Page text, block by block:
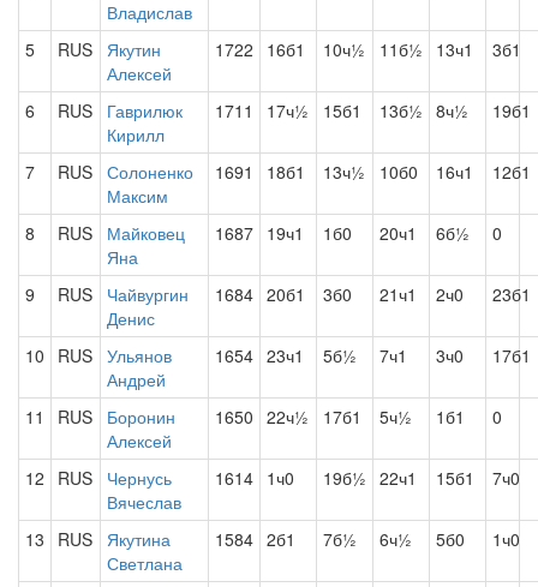
Владислав
5 RUS
Якутин
Алексей
1722 16б1 10ч½ 11б½ 13ч1 3б1
6 RUS
Гаврилюк
Кирилл
1711 17ч½ 15б1 13б½ 8ч½ 19б1
7 RUS Солоненко
Максим
1691 18б1 13ч½ 10б0 16ч1 12б1
8 RUS
Майковец
Яна
1687 19ч1 1б0 20ч1 6б½ 0
9 RUS
Чайвургин
Денис
1684 20б1 3б0 21ч1 2ч0 23б1
10 RUS Ульянов
Андрей
1654 23ч1 5б½ 7ч1 3ч0 17б1
11 RUS
Боронин
Алексей
1650 22ч½ 17б1 5ч½ 1б1 0
12 RUS
Чернусь
Вячеслав
1614 1ч0 19б½ 22ч1 15б1 7ч0
13 RUS
Якутина
Светлана
1584 2б1 7б½ 6ч½ 5б0 1ч0